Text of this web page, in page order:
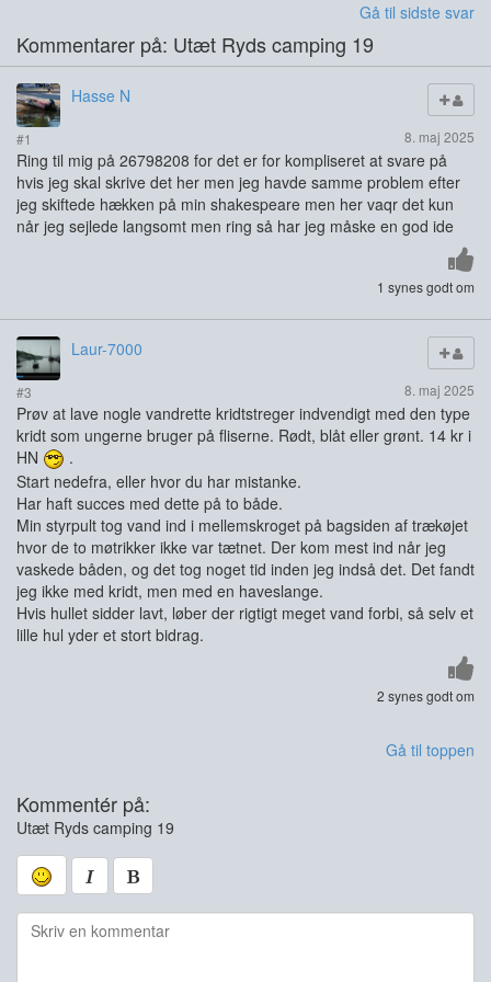
Gå til sidste svar
Kommentarer på: Utæt Ryds camping 19
Hasse N
#1 8. maj 2025
Ring til mig på 26798208 for det er for kompliseret at svare på
hvis jeg skal skrive det her men jeg havde samme problem efter
jeg skiftede hækken på min shakespeare men her vaqr det kun
når jeg sejlede langsomt men ring så har jeg måske en god ide
1 synes godt om
Laur-7000
#3 8. maj 2025
Prøv at lave nogle vandrette kridtstreger indvendigt med den type
kridt som ungerne bruger på fliserne. Rødt, blåt eller grønt. 14 kr i
HN
.
Start nedefra, eller hvor du har mistanke.
Har haft succes med dette på to både.
Min styrpult tog vand ind i mellemskroget på bagsiden af trækøjet
hvor de to møtrikker ikke var tætnet. Der kom mest ind når jeg
vaskede båden, og det tog noget tid inden jeg indså det. Det fandt
jeg ikke med kridt, men med en haveslange.
Hvis hullet sidder lavt, løber der rigtigt meget vand forbi, så selv et
lille hul yder et stort bidrag.
2 synes godt om
Gå til toppen
Kommentér på:
Utæt Ryds camping 19